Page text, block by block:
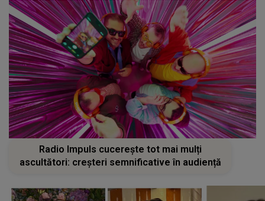
Radio Impuls cucerește tot mai mulți
ascultători: creșteri semnificative în audiență